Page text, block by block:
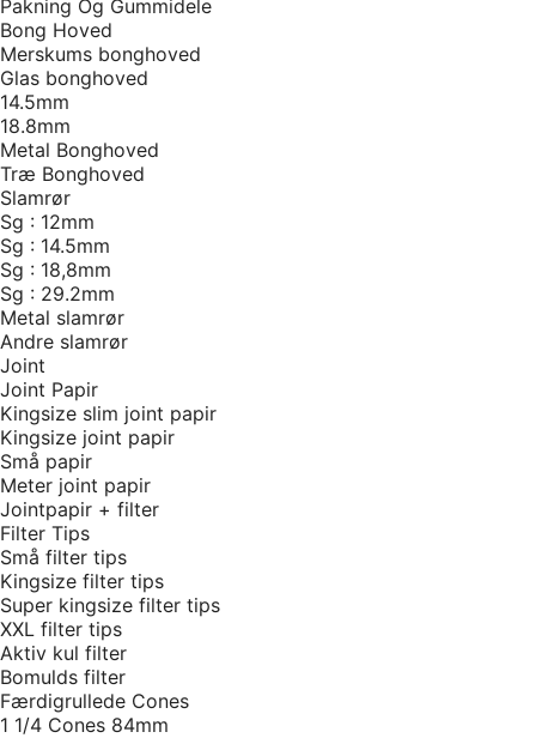
Pakning Og Gummidele
Bong Hoved
Merskums bonghoved
Glas bonghoved
14.5mm
18.8mm
Metal Bonghoved
Træ Bonghoved
Slamrør
Sg : 12mm
Sg : 14.5mm
Sg : 18,8mm
Sg : 29.2mm
Metal slamrør
Andre slamrør
Joint
Joint Papir
Kingsize slim joint papir
Kingsize joint papir
Små papir
Meter joint papir
Jointpapir + filter
Filter Tips
Små filter tips
Kingsize filter tips
Super kingsize filter tips
XXL filter tips
Aktiv kul filter
Bomulds filter
Færdigrullede Cones
1 1/4 Cones 84mm